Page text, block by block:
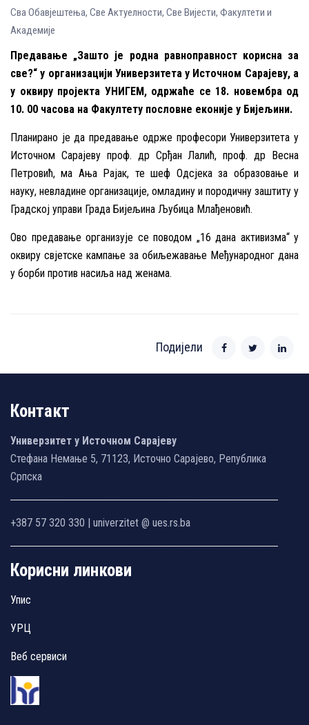
Сва Обавјештења, Све Aктуелности, Све Вијести, Факултети и
Академије
Предавање „Зашто је родна равноправност корисна за
све?“ у организацији Универзитета у Источном Сарајеву, а
у оквиру пројекта УНИГЕМ, одржаће се 18. новембра од
10. 00 часова на Факултету пословне еконије у Бијељини.
Планирано је да предавање одрже професори Универзитета у
Источном Сарајеву проф. др Срђан Лалић, проф. др Весна
Петровић, ма Ања Рајак, те шеф Одсјека за образовање и
науку, невладине организације, омладину и породичну заштиту у
Градској управи Града Бијељина Љубица Млађеновић.
Ово предавање организује се поводом „16 дана активизма“ у
оквиру свјетске кампање за обиљежавање Међународног дана
у борби против насиља над женама.
Подијели
Контакт
Универзитет у Источном Сарајеву
Стефана Немање 5, 71123, Источно Сарајево, Република
Српска
+387 57 320 330 | univerzitet @ ues.rs.ba
Корисни линкови
Упис
УРЦ
Веб сервиси